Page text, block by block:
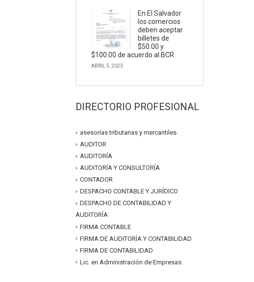
En El Salvador
los comercios
deben aceptar
billetes de
$50.00 y
$100.00 de acuerdo al BCR
ABRIL 5, 2023
DIRECTORIO PROFESIONAL
asesorías tributarias y mercantiles.
AUDITOR
AUDITORÍA
AUDITORÍA Y CONSULTORÍA
CONTADOR
DESPACHO CONTABLE Y JURÍDICO
DESPACHO DE CONTABILIDAD Y
AUDITORÍA
FIRMA CONTABLE
FIRMA DE AUDITORÍA Y CONTABILIDAD
FIRMA DE CONTABILIDAD
Lic. en Administración de Empresas.